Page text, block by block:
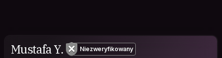
Mustafa Y. Niezweryfikowany